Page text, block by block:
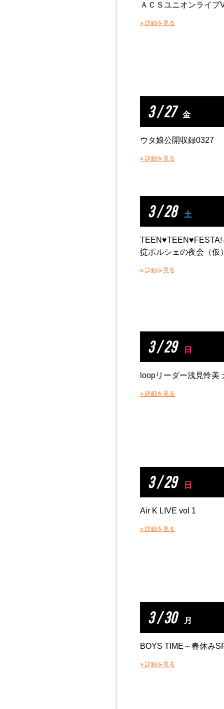
ＡＣＳユニオンライブ
» 詳細を見る
3 / 27 金
ウタ娘公開収録0327
» 詳細を見る
3 / 28 土
TEEN♥TEEN♥FESTA!
掟ポルシェの夜会（仮
» 詳細を見る
3 / 29 日
loopリーダー浅見怜美
» 詳細を見る
3 / 29 日
Air K LIVE vol 1
» 詳細を見る
3 / 30 月
BOYS TIME～春休み
» 詳細を見る